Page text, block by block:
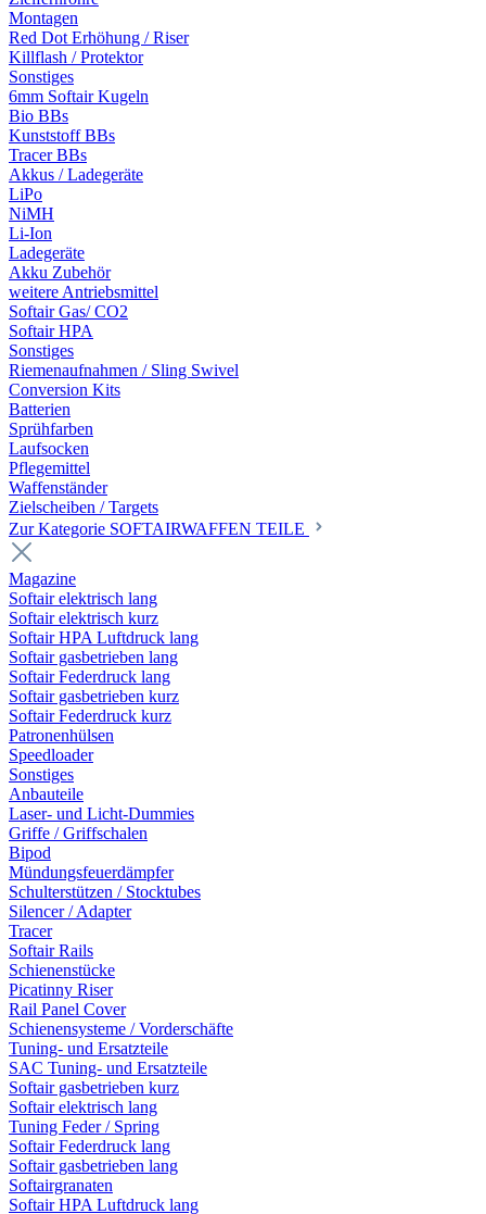
Montagen
Red Dot Erhöhung / Riser
Killflash / Protektor
Sonstiges
6mm Softair Kugeln
Bio BBs
Kunststoff BBs
Tracer BBs
Akkus / Ladegeräte
LiPo
NiMH
Li-Ion
Ladegeräte
Akku Zubehör
weitere Antriebsmittel
Softair Gas/ CO2
Softair HPA
Sonstiges
Riemenaufnahmen / Sling Swivel
Conversion Kits
Batterien
Sprühfarben
Laufsocken
Pflegemittel
Waffenständer
Zielscheiben / Targets
Zur Kategorie SOFTAIRWAFFEN TEILE
Magazine
Softair elektrisch lang
Softair elektrisch kurz
Softair HPA Luftdruck lang
Softair gasbetrieben lang
Softair Federdruck lang
Softair gasbetrieben kurz
Softair Federdruck kurz
Patronenhülsen
Speedloader
Sonstiges
Anbauteile
Laser- und Licht-Dummies
Griffe / Griffschalen
Bipod
Mündungsfeuerdämpfer
Schulterstützen / Stocktubes
Silencer / Adapter
Tracer
Softair Rails
Schienenstücke
Picatinny Riser
Rail Panel Cover
Schienensysteme / Vorderschäfte
Tuning- und Ersatzteile
SAC Tuning- und Ersatzteile
Softair gasbetrieben kurz
Softair elektrisch lang
Tuning Feder / Spring
Softair Federdruck lang
Softair gasbetrieben lang
Softairgranaten
Softair HPA Luftdruck lang